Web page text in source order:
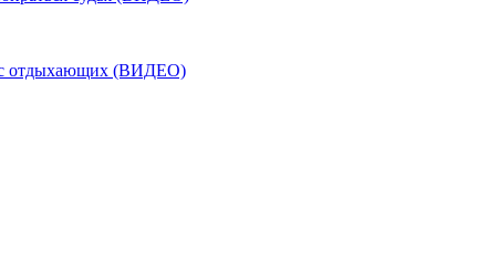
с отдыхающих (ВИДЕО)